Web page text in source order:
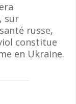
sur
russe,
constitue
en Ukraine.